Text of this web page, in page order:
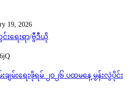
19, 2026
းရေးရာ/ဗွီဒီယို
ချမ်းရေးဖိုရမ် ၂၀၂၆ ပထမနေ့ မွန်းလွဲပိုင်း